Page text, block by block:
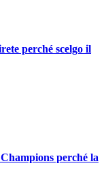
perché scelgo il
perché la